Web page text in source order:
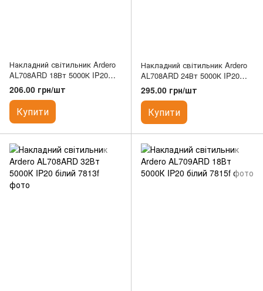
Накладний світильник Ardero
AL708ARD 18Вт 5000К IP20
білий
206.00 грн/шт
Купити
Накладний світильник Ardero
AL708ARD 24Вт 5000К IP20
білий
295.00 грн/шт
Купити